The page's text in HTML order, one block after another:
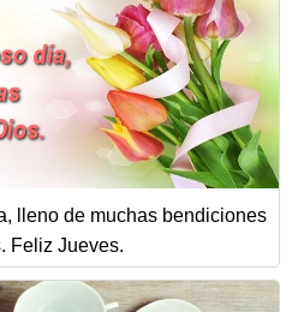
lleno de muchas bendiciones
Feliz Jueves.